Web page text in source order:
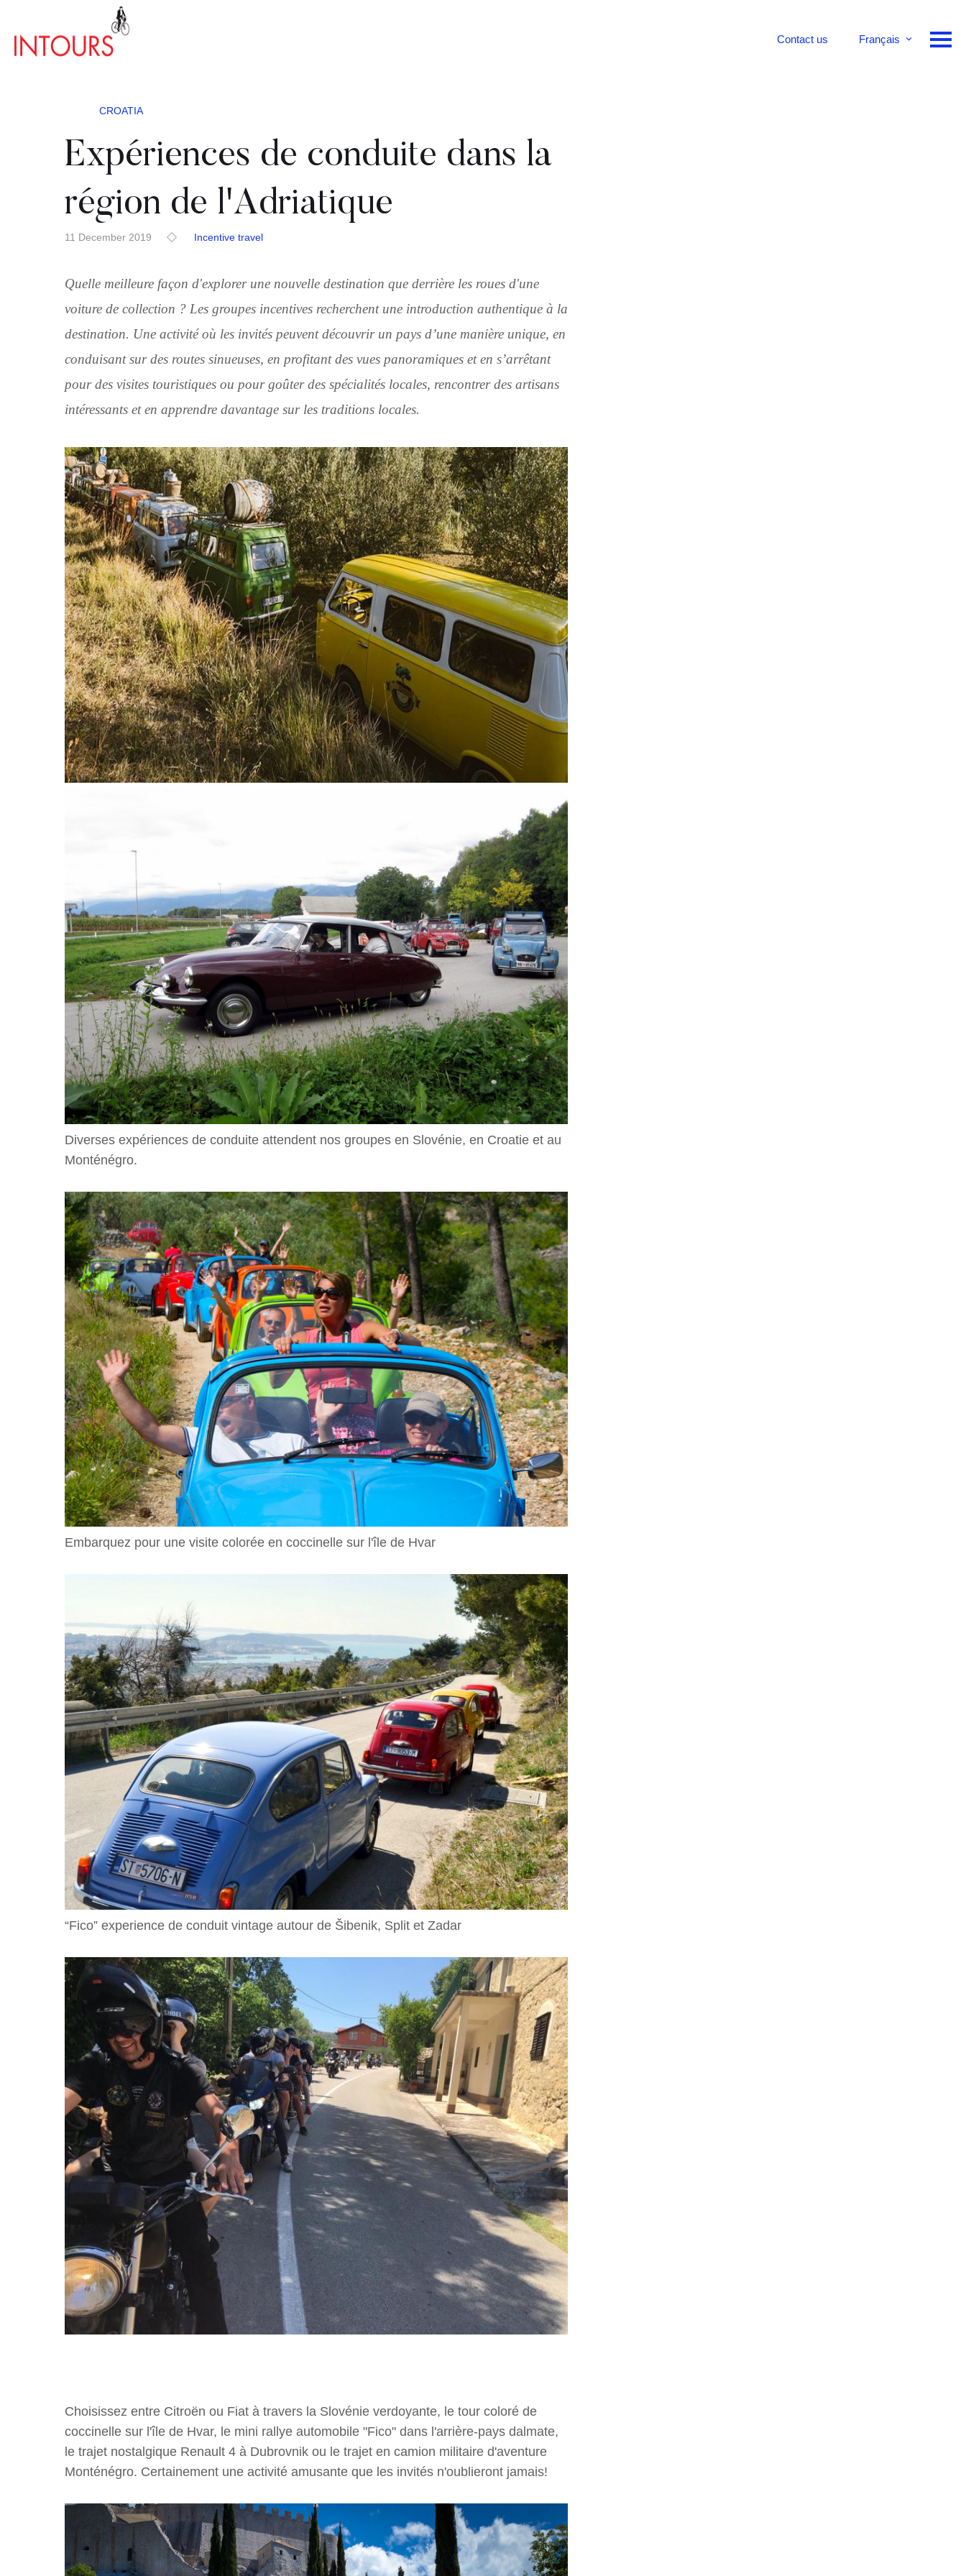
Contact us
Français
CROATIA
Expériences de conduite dans la
région de l'Adriatique
11 December 2019 Incentive travel
Quelle meilleure façon d'explorer une nouvelle destination que derrière les roues d'une
voiture de collection ? Les groupes incentives recherchent une introduction authentique à la
destination. Une activité où les invités peuvent découvrir un pays d’une manière unique, en
conduisant sur des routes sinueuses, en profitant des vues panoramiques et en s’arrêtant
pour des visites touristiques ou pour goûter des spécialités locales, rencontrer des artisans
intéressants et en apprendre davantage sur les traditions locales.
Diverses expériences de conduite attendent nos groupes en Slovénie, en Croatie et au
Monténégro.
Embarquez pour une visite colorée en coccinelle sur l'île de Hvar
“Fico” experience de conduit vintage autour de Šibenik, Split et Zadar
Choisissez entre Citroën ou Fiat à travers la Slovénie verdoyante, le tour coloré de
coccinelle sur l'île de Hvar, le mini rallye automobile "Fico" dans l'arrière-pays dalmate,
le trajet nostalgique Renault 4 à Dubrovnik ou le trajet en camion militaire d'aventure
Monténégro. Certainement une activité amusante que les invités n'oublieront jamais!